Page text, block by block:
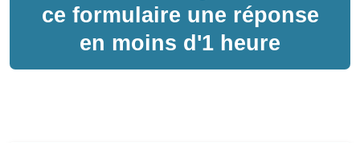
ce formulaire une réponse
en moins d'1 heure